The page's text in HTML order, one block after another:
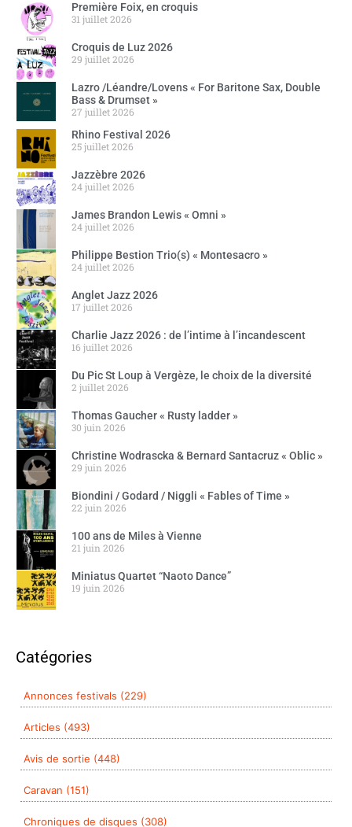
Première Foix, en croquis
31 juillet 2026
Croquis de Luz 2026
29 juillet 2026
Lazro /Léandre/Lovens « For Baritone Sax, Double
Bass & Drumset »
27 juillet 2026
Rhino Festival 2026
25 juillet 2026
Jazzèbre 2026
24 juillet 2026
James Brandon Lewis « Omni »
24 juillet 2026
Philippe Bestion Trio(s) « Montesacro »
24 juillet 2026
Anglet Jazz 2026
17 juillet 2026
Charlie Jazz 2026 : de l’intime à l’incandescent
16 juillet 2026
Du Pic St Loup à Vergèze, le choix de la diversité
2 juillet 2026
Thomas Gaucher « Rusty ladder »
30 juin 2026
Christine Wodrascka & Bernard Santacruz « Oblic »
29 juin 2026
Biondini / Godard / Niggli « Fables of Time »
22 juin 2026
100 ans de Miles à Vienne
21 juin 2026
Miniatus Quartet “Naoto Dance”
19 juin 2026
Catégories
Annonces festivals (229)
Articles (493)
Avis de sortie (448)
Caravan (151)
Chroniques de disques (308)